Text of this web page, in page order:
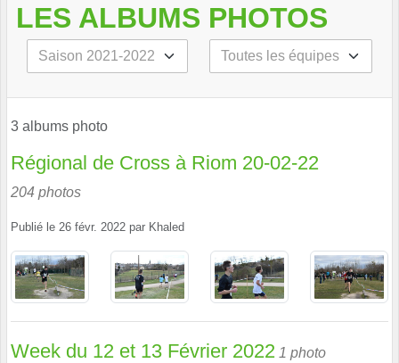
LES ALBUMS PHOTOS
3 albums photo
Régional de Cross à Riom 20-02-22
204 photos
Publié le 26 févr. 2022 par Khaled
Week du 12 et 13 Février 2022 1 photo